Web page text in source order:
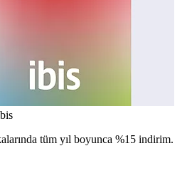
tüm yıl boyunca %15 indirim.